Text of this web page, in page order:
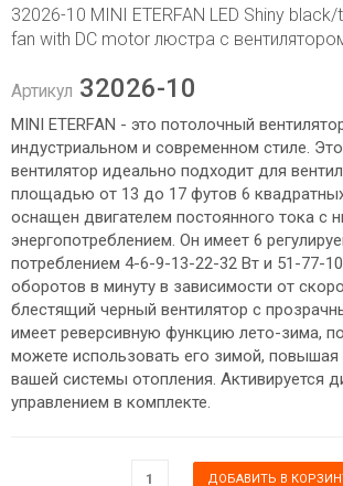
32026-10 MINI ETERFAN LED Shiny
fan with DC motor люстра с
Артикул 32026-10
MINI ETERFAN - это потолочный
индустриальном и современном стиле.
вентилятор идеально подходит для
площадью от 13 до 17 футов 6
оснащен двигателем постоянного тока с
энергопотреблением. Он имеет 6
потреблением 4-6-9-13-22-32 Вт и 51-77-
оборотов в минуту в зависимости от
блестящий черный вентилятор с
имеет реверсивную функцию лето-зима,
можете использовать его зимой,
вашей системы отопления. Активируется
управлением в комплекте.